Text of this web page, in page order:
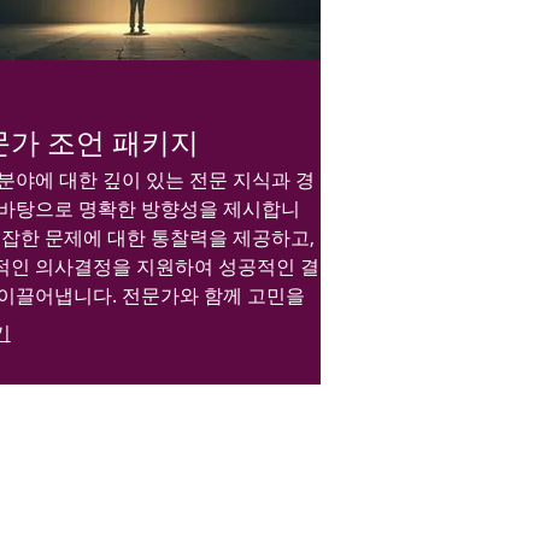
가 조언 패키지
야에 대한 깊이 있는 전문 지식과 경
탕으로 명확한 방향성을 제시합니
한 문제에 대한 통찰력을 제공하고,
인 의사결정을 지원하여 성공적인 결
끌어냅니다. 전문가와 함께 고민을
명확한 통찰력을 얻어가세요.